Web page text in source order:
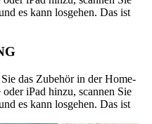
es kann losgehen. Das ist
das Zubehör in der Home-
iPad hinzu, scannen Sie
es kann losgehen. Das ist